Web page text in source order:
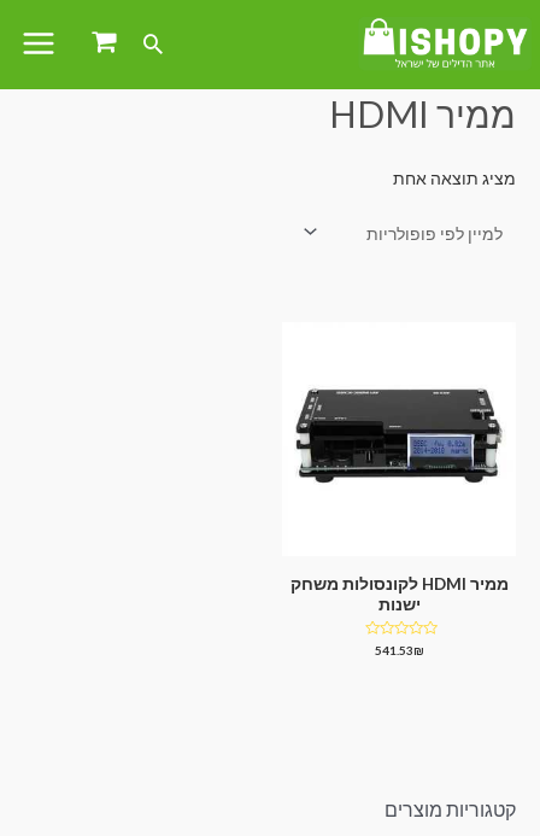
קטגוריות מוצרים
עמוד הבית/ מוצרים המתויגים “ממיר HDMI”
ממיר HDMI
מציג תוצאה אחת
ממיר HDMI לקונסולות משחק
ישנות
דורג541.53₪